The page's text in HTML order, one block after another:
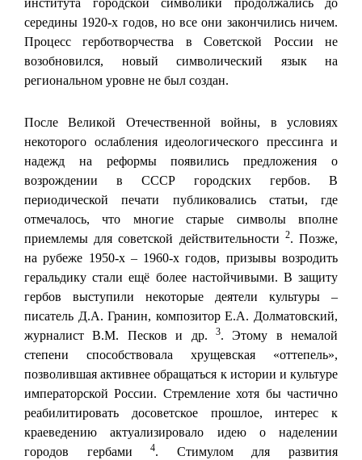
института городской символики продолжались до
середины 1920-х годов, но все они закончились ничем.
Процесс герботворчества в Советской России не
возобновился, новый символический язык на
региональном уровне не был создан.
После Великой Отечественной войны, в условиях
некоторого ослабления идеологического прессинга и
надежд на реформы появились предложения о
возрождении в СССР городских гербов. В
периодической печати публиковались статьи, где
отмечалось, что многие старые символы вполне
приемлемы для советской действительности 2. Позже,
на рубеже 1950-х – 1960-х годов, призывы возродить
геральдику стали ещё более настойчивыми. В защиту
гербов выступили некоторые деятели культуры –
писатель Д.А. Гранин, композитор Е.А. Долматовский,
журналист В.М. Песков и др.
3. Этому в немалой
степени способствовала хрущевская «оттепель»,
позволившая активнее обращаться к истории и культуре
императорской России. Стремление хотя бы частично
реабилитировать досоветское прошлое, интерес к
краеведению актуализировало идею о наделении
городов гербами4. Стимулом для развития